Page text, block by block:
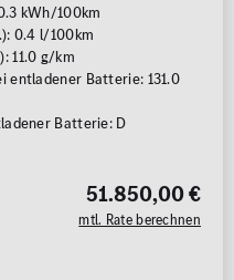
kWh/100km
0.4 l/100km
11.0 g/km
entladener Batterie: 131.0
Batterie: D
51.850,00 €
mtl. Rate berechnen